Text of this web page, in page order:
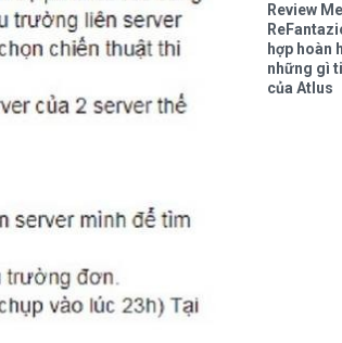
Review
hợp hoàn
những gì
của Atlus